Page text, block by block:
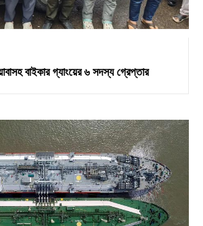
বাইকার গ্যাংয়ের ৬ সদস্য গ্রেপ্তার